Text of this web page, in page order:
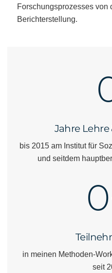
Forschungsprozesses von
Berichterstellung.
Jahre
bis 2015 am Institut für
und seitdem
0
in meinen Methoden-
seit